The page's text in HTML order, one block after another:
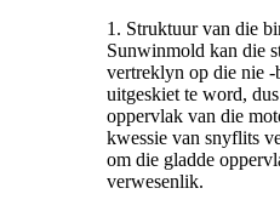
1. Struktuur van die
Sunwinmold kan die
vertreklyn op die nie
uitgeskiet te word,
oppervlak van die
kwessie van snyflits
om die gladde
verwesenlik.